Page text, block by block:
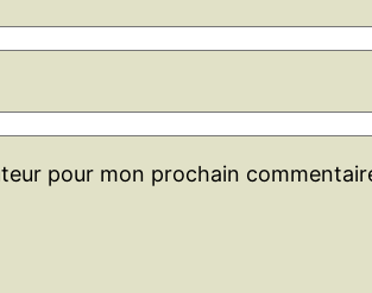
pour mon prochain